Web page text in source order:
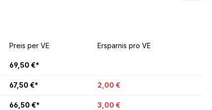
Preis per VE Ersparnis pro VE
69,50 €*
67,50 €* 2,00 €
66,50 €* 3,00 €